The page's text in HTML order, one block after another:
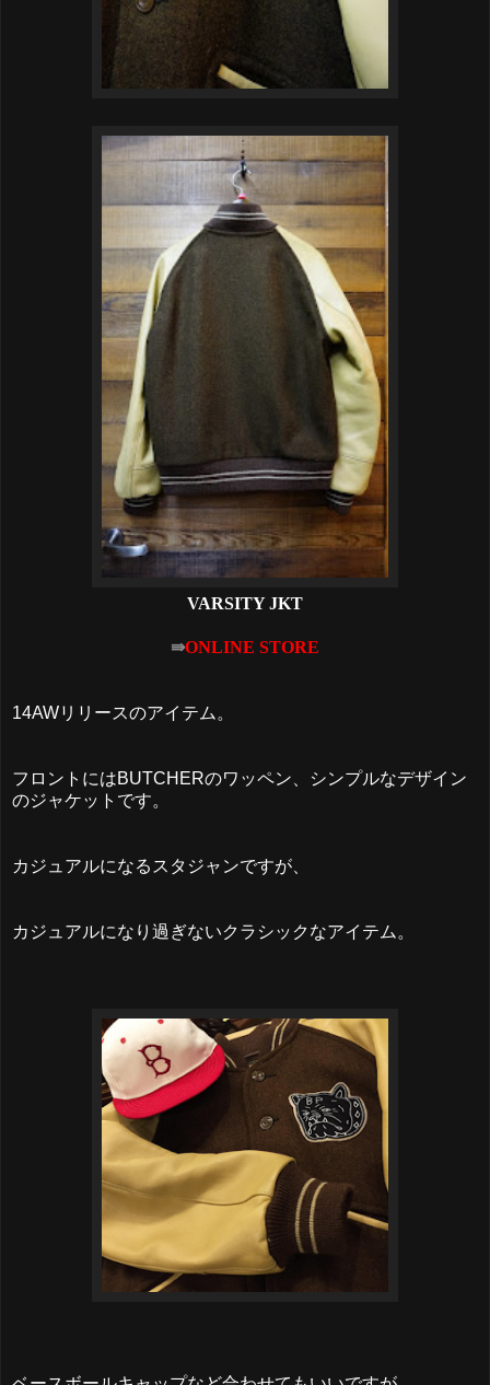
VARSITY JKT
⇛ONLINE STORE
14AWリリースのアイテム。
フロントにはBUTCHERのワッペン、シンプルなデザイン
のジャケットです。
カジュアルになるスタジャンですが、
カジュアルになり過ぎないクラシックなアイテム。